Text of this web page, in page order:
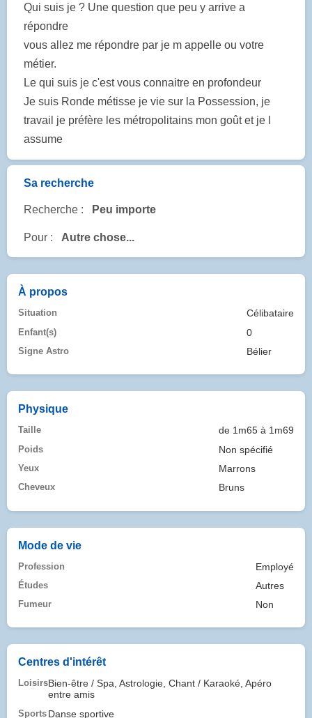
Qui suis je ? Une question que peu y arrive a
répondre
vous allez me répondre par je m appelle ou votre
métier.
Le qui suis je c'est vous connaitre en profondeur
Je suis Ronde métisse je vie sur la Possession, je
travail je préfère les métropolitains mon goût et je l
assume
Sa recherche
Recherche : Peu importe
Pour : Autre chose...
À propos
Situation Célibataire
Enfant(s) 0
Signe Astro Bélier
Physique
Taille de 1m65 à 1m69
Poids Non spécifié
Yeux Marrons
Cheveux Bruns
Mode de vie
Profession Employé
Études Autres
Fumeur Non
Centres d'intérêt
LoisirsBien-être / Spa, Astrologie, Chant / Karaoké, Apéro
entre amis
Sports Danse sportive